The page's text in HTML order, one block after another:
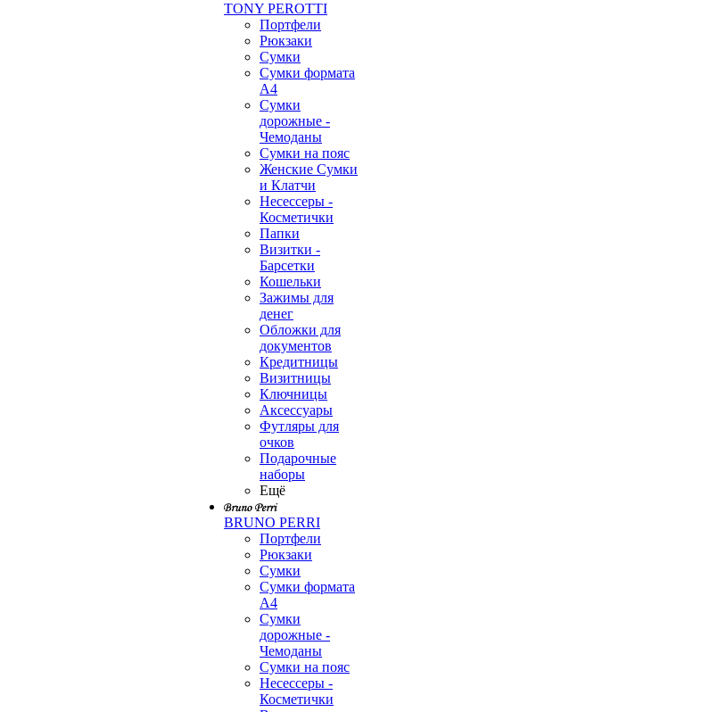
TONY PEROTTI
Портфели
Рюкзаки
Сумки
Сумки формата
А4
Сумки
дорожные -
Чемоданы
Сумки на пояс
Женские Сумки
и Клатчи
Несессеры -
Косметички
Папки
Визитки -
Барсетки
Кошельки
Зажимы для
денег
Обложки для
документов
Кредитницы
Визитницы
Ключницы
Аксессуары
Футляры для
очков
Подарочные
наборы
Ещё
BRUNO PERRI
Портфели
Рюкзаки
Сумки
Сумки формата
А4
Сумки
дорожные -
Чемоданы
Сумки на пояс
Несессеры -
Косметички